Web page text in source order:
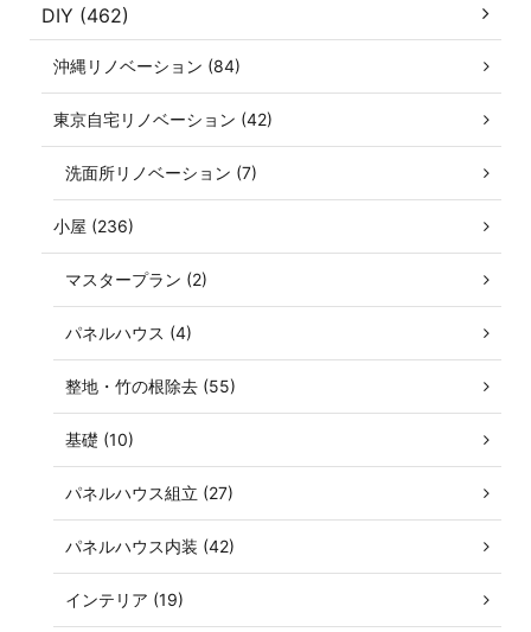
DIY (462)
沖縄リノベーション (84)
東京自宅リノベーション (42)
洗面所リノベーション (7)
小屋 (236)
マスタープラン (2)
パネルハウス (4)
整地・竹の根除去 (55)
基礎 (10)
パネルハウス組立 (27)
パネルハウス内装 (42)
インテリア (19)